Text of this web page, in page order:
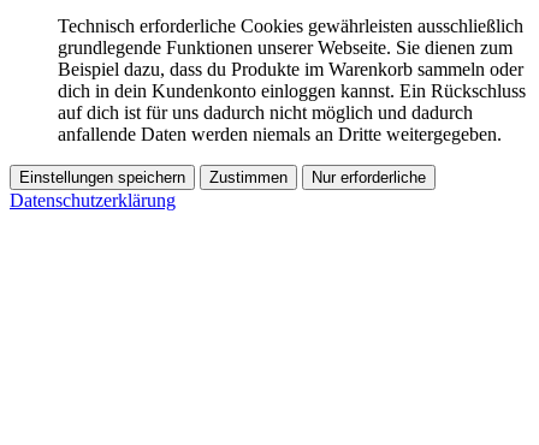
Technisch erforderliche Cookies gewährleisten ausschließlich
grundlegende Funktionen unserer Webseite. Sie dienen zum
Beispiel dazu, dass du Produkte im Warenkorb sammeln oder
dich in dein Kundenkonto einloggen kannst. Ein Rückschluss
auf dich ist für uns dadurch nicht möglich und dadurch
anfallende Daten werden niemals an Dritte weitergegeben.
Einstellungen speichern Zustimmen Nur erforderliche
Datenschutzerklärung